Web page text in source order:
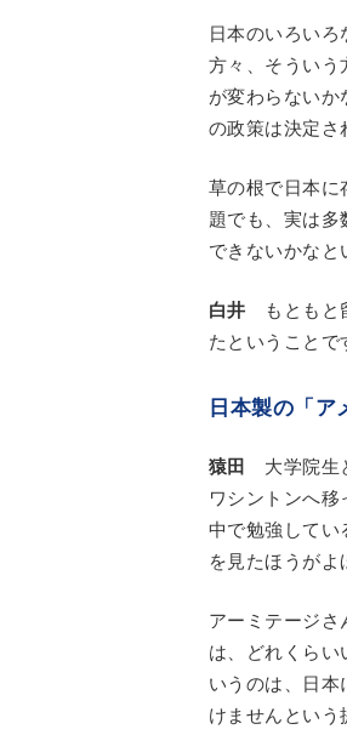
日本のいろい
方々、そういう
が変わらないか
の政策は決定さ
草の根で日本に
題でも、実は多
できないかなと
白井 もともと
たということで
日本製の「ア
猿田
大学院生
ワシントンへ
中で勉強してい
を見たほうがよ
アーミテージさ
は、どれくらい
いうのは、日本
けませんという